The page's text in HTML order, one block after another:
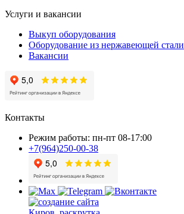
Услуги и вакансии
Выкуп оборудования
Оборудование из нержавеющей стали
Вакансии
Контакты
Режим работы: пн-пт 08-17:00
+7(964)250-00-38